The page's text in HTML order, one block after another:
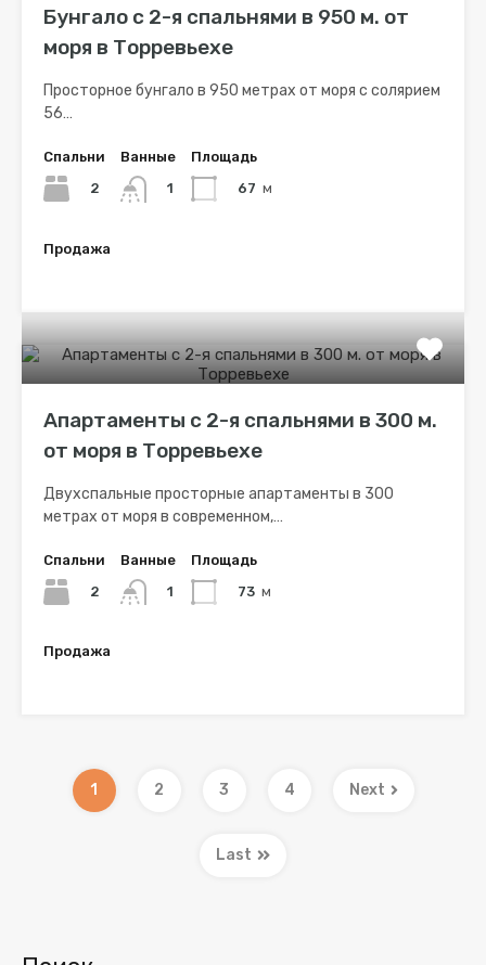
Бунгало с 2-я спальнями в 950 м. от
моря в Торревьехе
Просторное бунгало в 950 метрах от моря с солярием
56…
Спальни
2
Ванные
1
Площадь
67 м
Продажа
Апартаменты с 2-я спальнями в 300 м.
от моря в Торревьехе
Двухспальные просторные апартаменты в 300
метрах от моря в современном,…
Спальни
2
Ванные
1
Площадь
73 м
Продажа
1 2 3 4 Next
Last